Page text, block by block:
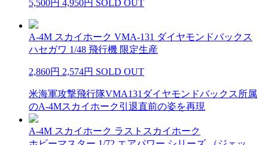
5,500円 4,950円 SOLD OUT
A-4M スカイホーク VMA-131 ダイヤモンドバックス
ハセガワ 1/48 飛行機 限定生産
2,860円 2,574円 SOLD OUT
米海軍攻撃飛行隊VMA131ダイヤモンドバックス所属
のA-4Mスカイホーク引退直前の姿を再現
A-4M スカイホーク ラストスカイホーク